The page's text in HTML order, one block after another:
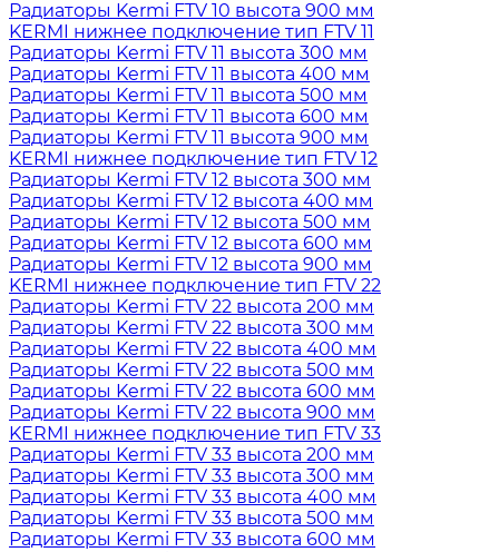
Радиаторы Kermi FTV 10 высота 900 мм
KERMI нижнее подключение тип FTV 11
Радиаторы Kermi FTV 11 высота 300 мм
Радиаторы Kermi FTV 11 высота 400 мм
Радиаторы Kermi FTV 11 высота 500 мм
Радиаторы Kermi FTV 11 высота 600 мм
Радиаторы Kermi FTV 11 высота 900 мм
KERMI нижнее подключение тип FTV 12
Радиаторы Kermi FTV 12 высота 300 мм
Радиаторы Kermi FTV 12 высота 400 мм
Радиаторы Kermi FTV 12 высота 500 мм
Радиаторы Kermi FTV 12 высота 600 мм
Радиаторы Kermi FTV 12 высота 900 мм
KERMI нижнее подключение тип FTV 22
Радиаторы Kermi FTV 22 высота 200 мм
Радиаторы Kermi FTV 22 высота 300 мм
Радиаторы Kermi FTV 22 высота 400 мм
Радиаторы Kermi FTV 22 высота 500 мм
Радиаторы Kermi FTV 22 высота 600 мм
Радиаторы Kermi FTV 22 высота 900 мм
KERMI нижнее подключение тип FTV 33
Радиаторы Kermi FTV 33 высота 200 мм
Радиаторы Kermi FTV 33 высота 300 мм
Радиаторы Kermi FTV 33 высота 400 мм
Радиаторы Kermi FTV 33 высота 500 мм
Радиаторы Kermi FTV 33 высота 600 мм